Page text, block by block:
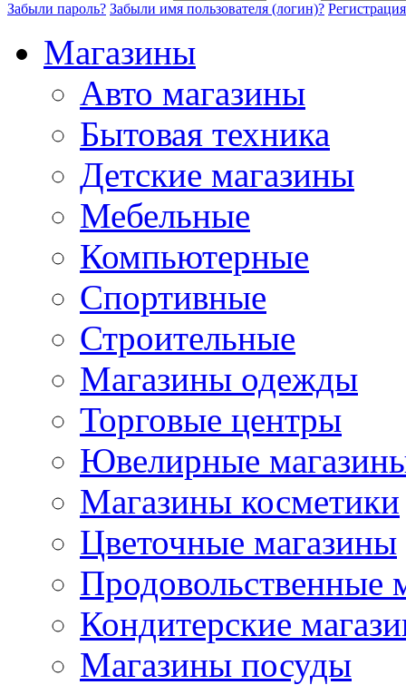
Забыли пароль? Забыли имя пользователя (логин)? Регистрация
Магазины
Авто магазины
Бытовая техника
Детские магазины
Мебельные
Компьютерные
Спортивные
Строительные
Магазины одежды
Торговые центры
Ювелирные
Магазины косметики
Цветочные магазины
Продовольственные
Кондитерские
Магазины посуды